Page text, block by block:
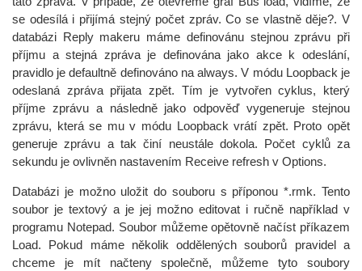
se odesílá i přijímá stejný počet zpráv. Co se vlastně děje?. V
databázi Reply makeru máme definovánu stejnou zprávu při
příjmu a stejná zpráva je definována jako akce k odeslání,
pravidlo je defaultně definováno na always. V módu Loopback je
odeslaná zpráva přijata zpět. Tím je vytvořen cyklus, který
příjme zprávu a následně jako odpověď vygeneruje stejnou
zprávu, která se mu v módu Loopback vrátí zpět. Proto opět
generuje zprávu a tak činí neustále dokola. Počet cyklů za
sekundu je ovlivněn nastavením Receive refresh v Options.
Databázi je možno uložit do souboru s příponou *.rmk. Tento
soubor je textový a je jej možno editovat i ručně například v
programu Notepad. Soubor můžeme opětovně načíst příkazem
Load. Pokud máme několik oddělených souborů pravidel a
chceme je mít načteny společně, můžeme tyto soubory